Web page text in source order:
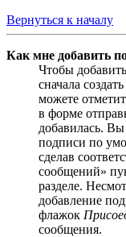
Вернуться к началу
Как мне добавить
Чтобы
сначала
можете
в форме
добавилась.
подписи по
сделав
сообщений»
разделе.
добавление
флажок
сообщения.